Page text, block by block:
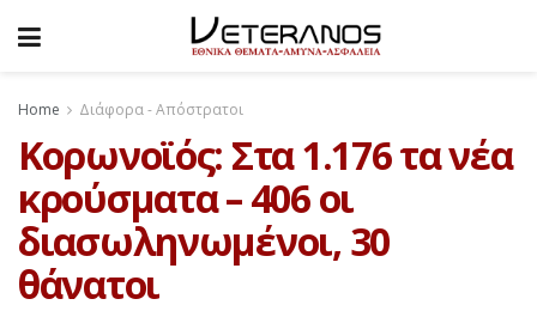
Home Διάφορα - Απόστρατοι
Κορωνοϊός: Στα 1.176 τα νέα
κρούσματα – 406 οι
διασωληνωμένοι, 30
θάνατοι